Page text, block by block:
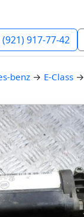
(921) 917-77-42
benz → E-Class →